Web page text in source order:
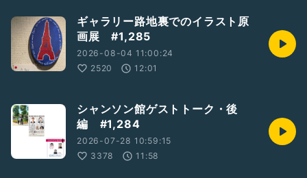
ギャラリー路地裏でのイラスト原
画展 #1,285
2026-08-04 11:00:24
2520
12:01
シャンソン館ゲストトーク・後
編 #1,284
2026-07-28 10:59:15
3378
11:58